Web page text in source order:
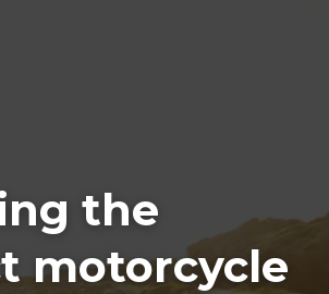
the
motorcycle